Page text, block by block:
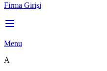
Firma Girişi
Menu
A